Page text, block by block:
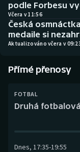
Boby a skeleton
Box
Curling
AZ kvíz
podle Forbesu
Včera v 11:56
Česká
medaile si
Aktualizováno včera v
Přímé přenosy
FOTBAL
Druhá
Dnes, 17:35-19:55